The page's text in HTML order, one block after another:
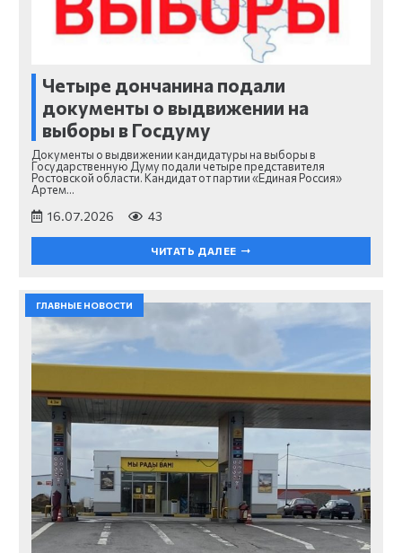
Четыре дончанина подали
документы о выдвижении на
выборы в Госдуму
Документы о выдвижении кандидатуры на выборы в
Государственную Думу подали четыре представителя
Ростовской области. Кандидат от партии «Единая Россия»
Артем…
16.07.2026 43
ЧИТАТЬ ДАЛЕЕ
ГЛАВНЫЕ НОВОСТИ